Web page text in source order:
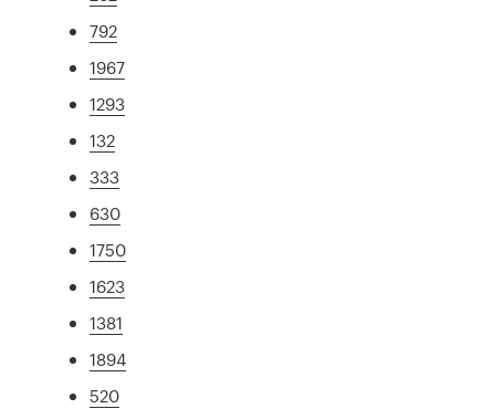
792
1967
1293
132
333
630
1750
1623
1381
1894
520